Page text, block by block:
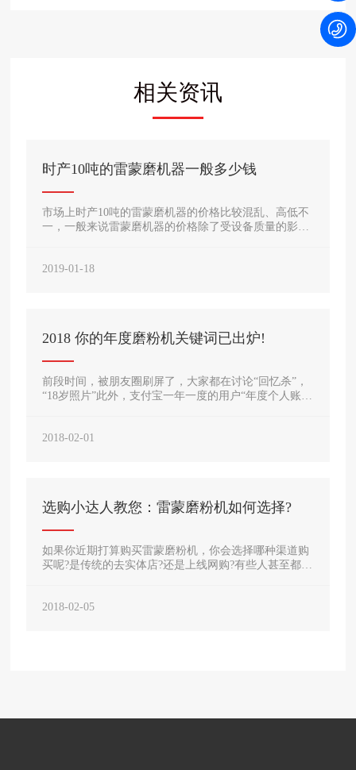
相关资讯
时产10吨的雷蒙磨机器一般多少钱
市场上时产10吨的雷蒙磨机器的价格比较混乱、高低不
一，一般来说雷蒙磨机器的价格除了受设备质量的影响
的雷蒙机多少钱一台呢?请看以下介绍。
2019-01-18
2018 你的年度磨粉机关键词已出炉!
前段时间，被朋友圈刷屏了，大家都在讨论“回忆杀”，
“18岁照片”此外，支付宝一年一度的用户“年度个人账
网友决觉得很有意思，也算是为自己2017年消费动向画
2018-02-01
选购小达人教您：雷蒙磨粉机如何选择?
如果你近期打算购买雷蒙磨粉机，你会选择哪种渠道购
买呢?是传统的去实体店?还是上线网购?有些人甚至都不
机的质量性能不是太懂，如果您现在对于这些不知道的
2018-02-05